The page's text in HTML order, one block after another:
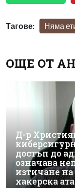
Тагове: Няма
ОЩЕ ОТ
Д-р
достъп до
означава
изтичане
хакерска